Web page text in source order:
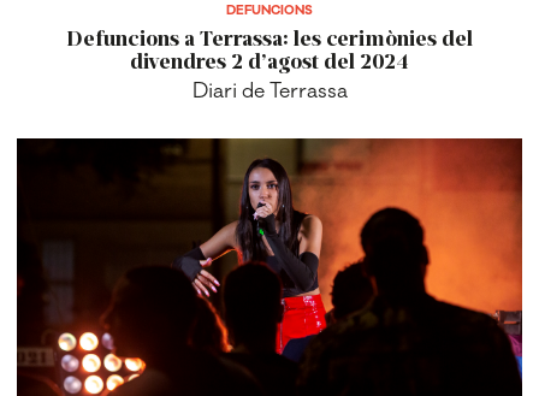
Diari de Terrassa
CULTURA I ESPECTACLES